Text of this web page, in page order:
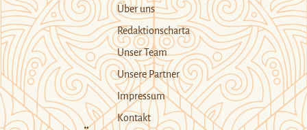
Über uns
Redaktionscharta
Unser Team
Unsere Partner
Impressum
Kontakt